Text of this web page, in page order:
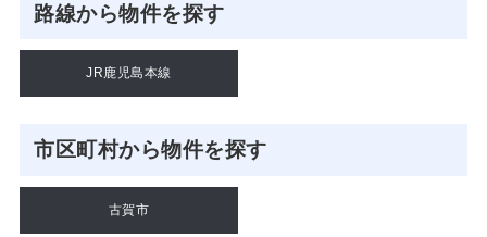
路線から物件を探す
JR鹿児島本線
市区町村から物件を探す
古賀市